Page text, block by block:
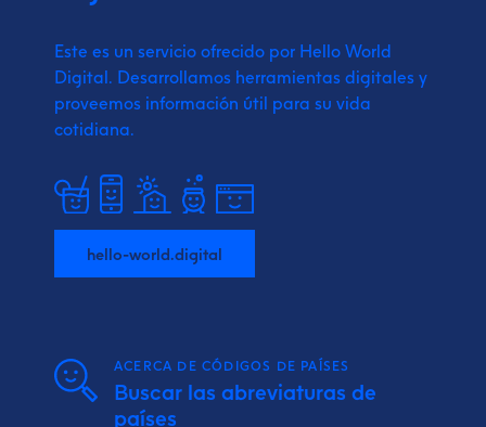
Este es un servicio ofrecido por Hello World
Digital. Desarrollamos herramientas digitales y
proveemos información útil para su vida
cotidiana.
hello-world.digital
ACERCA DE CÓDIGOS DE PAÍSES
Buscar las abreviaturas de
países